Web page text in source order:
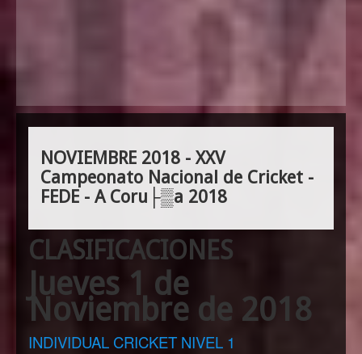
NOVIEMBRE 2018 - XXV
Campeonato Nacional de Cricket -
FEDE - A Coru├▒a 2018
CLASIFICACIONES
Jueves 1 de
Noviembre de 2018
INDIVIDUAL CRICKET NIVEL 1